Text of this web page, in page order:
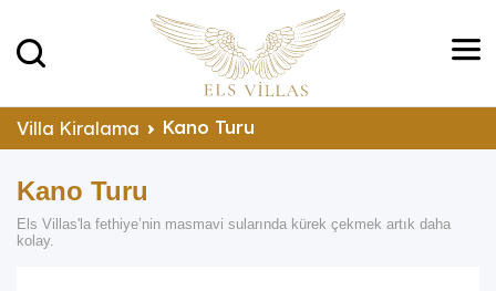
Villa Kiralama Kano Turu
Kano Turu
Els Villas'la fethiye’nin masmavi sularında kürek çekmek artık daha
kolay.